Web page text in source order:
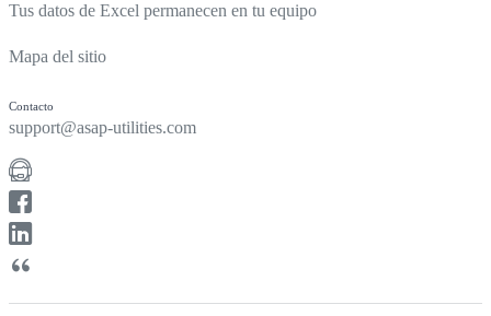
Tus datos de Excel permanecen en tu equipo
Mapa del sitio
Contacto
support@asap-utilities.com